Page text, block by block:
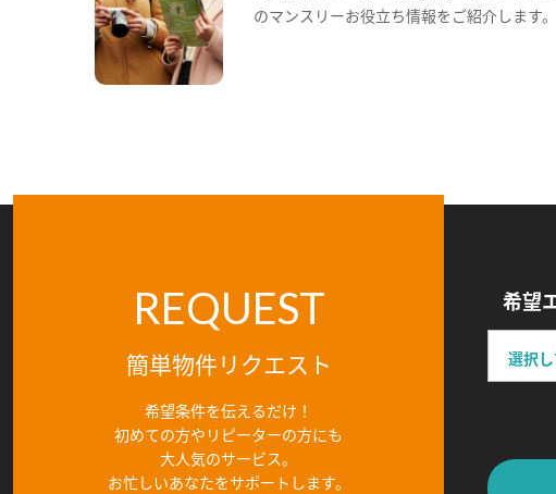
のマンスリーお役立ち情報をご紹介します。
REQUEST
簡単物件リクエスト
希望条件を伝えるだけ！
初めての方やリピーターの方にも
大人気のサービス。
お忙しいあなたをサポートします。
希望